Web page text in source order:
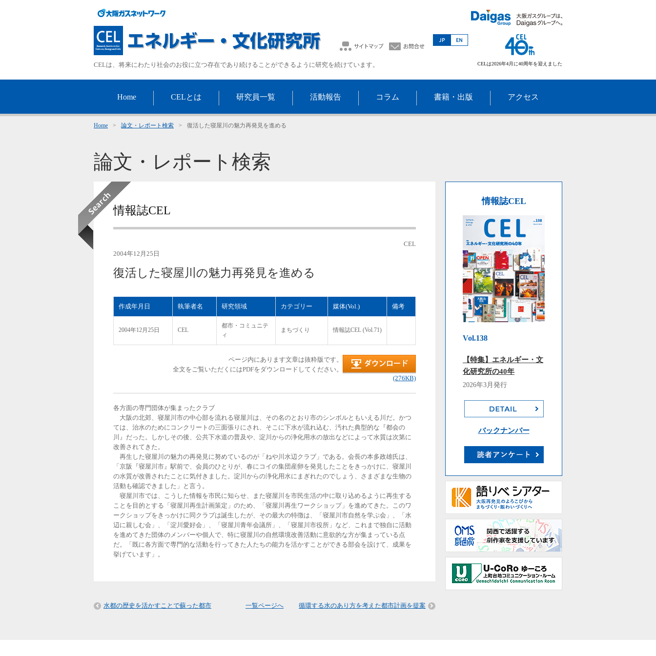
CELは、将来にわたり社会のお役に立つ存在であり続けることができるように研究を続けています。 CELは2026年4月に40周年を迎えました
Home CELとは 研究員一覧 活動報告 コラム 書籍・出版 アクセス
Home > 論文・レポート検索 > 復活した寝屋川の魅力再発見を進める
論文・レポート検索
情報誌CEL
CEL
2004年12月25日
復活した寝屋川の魅力再発見を進める
作成年月日 執筆者名 研究領域 カテゴリー 媒体(Vol.) 備考
2004年12月25日 CEL
都市・コミュニテ
ィ
まちづくり 情報誌CEL (Vol.71)
ページ内にあります文章は抜粋版です。
全文をご覧いただくにはPDFをダウンロードしてください。
(276KB)
各方面の専門団体が集まったクラブ
大阪の北郊、寝屋川市の中心部を流れる寝屋川は、その名のとおり市のシンボルともいえる川だ。かつ
ては、治水のためにコンクリートの三面張りにされ、そこに下水が流れ込む、汚れた典型的な『都会の
川』だった。しかしその後、公共下水道の普及や、淀川からの浄化用水の放出などによって水質は次第に
改善されてきた。
再生した寝屋川の魅力の再発見に努めているのが「ねや川水辺クラブ」である。会長の本多政雄氏は、
「京阪『寝屋川市』駅前で、会員のひとりが、春にコイの集団産卵を発見したことをきっかけに、寝屋川
の水質が改善されたことに気付きました。淀川からの浄化用水にまぎれたのでしょう、さまざまな生物の
活動も確認できました」と言う。
寝屋川市では、こうした情報を市民に知らせ、また寝屋川を市民生活の中に取り込めるように再生する
ことを目的とする「寝屋川再生計画策定」のため、「寝屋川再生ワークショップ」を進めてきた。このワ
ークショップをきっかけに同クラブは誕生したが、その最大の特徴は、「寝屋川市自然を学ぶ会」、「水
辺に親しむ会」、「淀川愛好会」、「寝屋川青年会議所」、「寝屋川市役所」など、これまで独自に活動
を進めてきた団体のメンバーや個人で、特に寝屋川の自然環境改善活動に意欲的な方が集まっている点
だ。「既に各方面で専門的な活動を行ってきた人たちの能力を活かすことができる部会を設けて、成果を
挙げています」。
水都の歴史を活かすことで蘇った都市 一覧ページへ 循環する水のあり方を考えた都市計画を提案
情報誌CEL
Vol.138
【特集】エネルギー・文
化研究所の40年
2026年3月発行
バックナンバー